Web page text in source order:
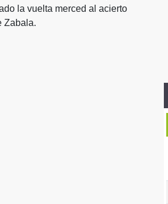
la vuelta merced al acierto
Zabala.